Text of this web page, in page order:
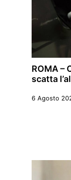
ROMA –
scatta
6 Agosto